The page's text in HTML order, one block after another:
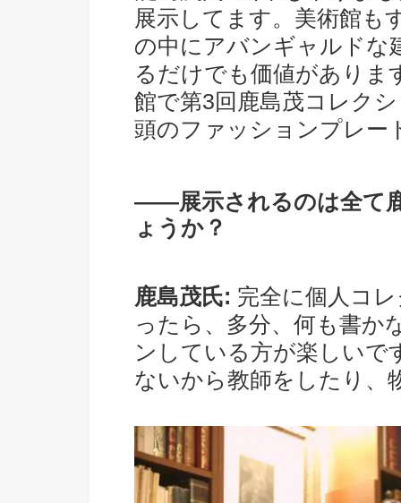
展示してます。美術館も
の中にアバンギャルドな
るだけでも価値がありま
館で第3回鹿島茂コレク
頭のファッションプレー
――展示されるのは全て
ょうか？
鹿島茂氏: 完全に個人コ
ったら、多分、何も書か
ンしている方が楽しいで
ないから教師をしたり、